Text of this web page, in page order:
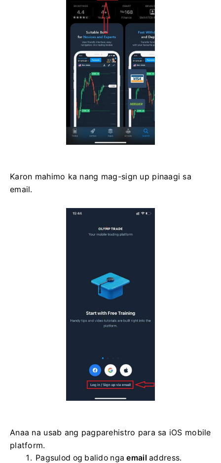
Karon mahimo ka nang mag-sign up pinaagi sa
email.
Anaa na usab ang pagparehistro para sa iOS mobile
platform.
Pagsulod og balido ngaemail address.